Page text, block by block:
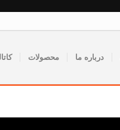
درباره ما محصولات